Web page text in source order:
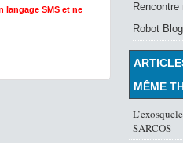
langage SMS et ne
Rencontre
Robot Blog
MÊME
SARCOS